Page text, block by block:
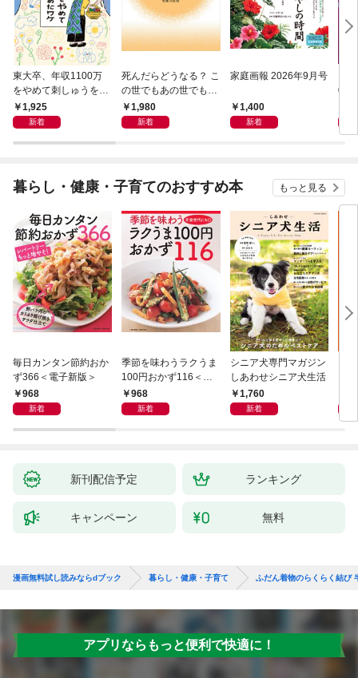
東大卒、年収1100万
をやめて刺しゅうをは
じめたワケ 冷めたまま
働きつづける前に
1,925
新着
死んだらどうなる？ こ
の世でもあの世でも幸
せになれる、究極の法
則
1,980
新着
家庭画報 2026年9月号
1,400
新着
0月
暮らし・健康・子育てのおすすめ本 もっと見る
毎日カンタン節約おか
ず366＜電子新版＞
968
新着
季節を味わうラクうま
100円おかず116＜電
子新版＞
968
新着
シニア犬専門マガジン
しあわせシニア犬生活
1,760
新着
新刊配信予定 ランキング
キャンペーン 無料
漫画無料試し読みならdブック 暮らし・健康・子育て ふだん着物のらくらく結び
アプリならもっと便利で快適に！